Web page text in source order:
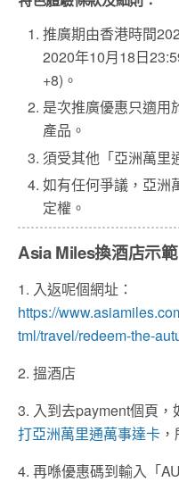
推廣期由香港時間
2020年10月18日
+8)。
是次推廣優惠只適用
產品。
須受其他「亞洲萬里
如有任何爭議，亞洲
定權。
Asia Miles換酒店示範
1. 入返呢個網址：
https://
tml/travel/redeem-the-
2. 搵酒店
3. 入到去payment個頁
打亞洲萬里通萬事達卡
4. 再喺優惠碼到輸入「